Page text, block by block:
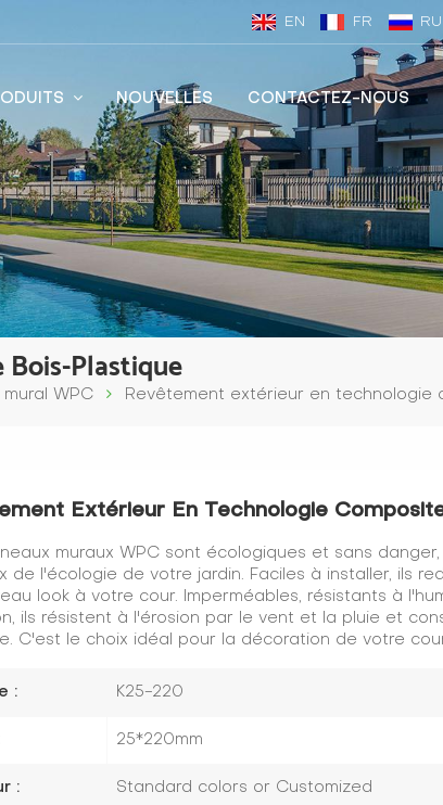
EN FR RU
NOUVELLES CONTACTEZ-NOUS
Plastique
WPC Revêtement extérieur en technologie
Extérieur En Technologie
muraux WPC sont écologiques et sans
de l'écologie de votre jardin. Faciles à installer, ils
look à votre cour. Imperméables, résistants à
ils résistent à l'érosion par le vent et la pluie et
C'est le choix idéal pour la décoration de votre
: K25-220
25*220mm
: Standard colors or Customized